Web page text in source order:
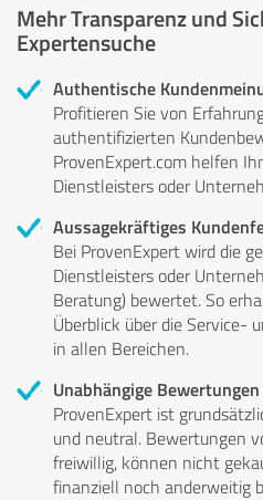
Mehr Transparenz und
Expertensuche
Authentische
Profitieren Sie von
authentifizierten
ProvenExpert.com helfen
Dienstleisters oder
Aussagekräftiges
Bei ProvenExpert wird die
Dienstleisters oder
Beratung) bewertet. So
Überblick über die Service-
in allen Bereichen.
Unabhängige Bewertungen
ProvenExpert ist
und neutral. Bewertungen
freiwillig, können nicht
finanziell noch anderweitig